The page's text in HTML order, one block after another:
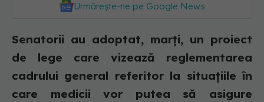
Urmărește-ne pe Google News
Senatorii au adoptat, marţi, un proiect
de lege care vizează reglementarea
cadrului general referitor la situaţiile în
care medicii vor putea să asigure